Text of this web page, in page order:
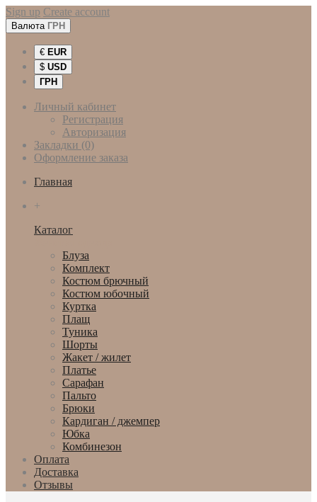
Sign up Create account
Валюта ГРН
€ EUR
$ USD
ГРН
Личный кабинет
Регистрация
Авторизация
Закладки (0)
Оформление заказа
Главная
+
Каталог
Блуза
Комплект
Костюм брючный
Костюм юбочный
Куртка
Плащ
Туника
Шорты
Жакет / жилет
Платье
Сарафан
Пальто
Брюки
Кардиган / джемпер
Юбка
Комбинезон
Оплата
Доставка
Отзывы